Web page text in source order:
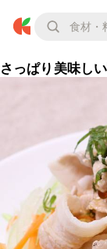
さっぱり美味し